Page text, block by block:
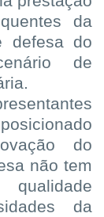
da
defesa do
de
do
não tem
da